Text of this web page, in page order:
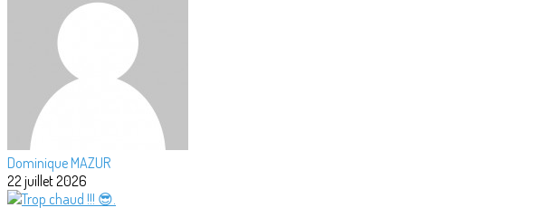
Dominique MAZUR
22 juillet 2026